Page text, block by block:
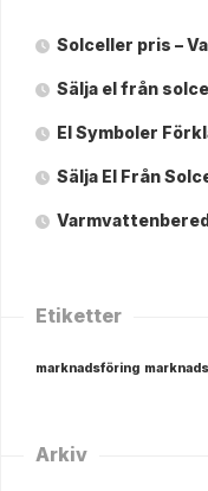
Solceller pris –
Sälja el från
El Symboler
Sälja El Från
Etiketter
marknadsföring
Arkiv